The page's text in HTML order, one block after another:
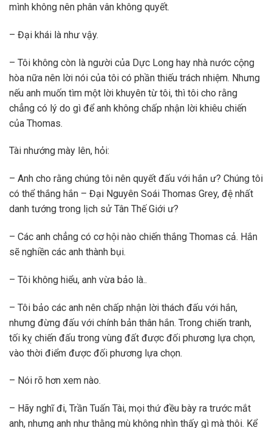
mình không nên phân vân không quyết.
– Đại khái là như vậy.
– Tôi không còn là người của Dực Long hay nhà nước cộng
hòa nữa nên lời nói của tôi có phần thiếu trách nhiệm. Nhưng
nếu anh muốn tìm một lời khuyên từ tôi, thì tôi cho rằng
chẳng có lý do gì để anh không chấp nhận lời khiêu chiến
của Thomas.
Tài nhướng mày lên, hỏi:
– Anh cho rằng chúng tôi nên quyết đấu với hắn ư? Chúng tôi
có thể thắng hắn – Đại Nguyên Soái Thomas Grey, đệ nhất
danh tướng trong lịch sử Tân Thế Giới ư?
– Các anh chẳng có cơ hội nào chiến thắng Thomas cả. Hắn
sẽ nghiền các anh thành bụi.
– Tôi không hiểu, anh vừa bảo là..
– Tôi bảo các anh nên chấp nhận lời thách đấu với hắn,
nhưng đừng đấu với chính bản thân hắn. Trong chiến tranh,
tối kỵ chiến đấu trong vùng đất được đối phương lựa chọn,
vào thời điểm được đối phương lựa chọn.
– Nói rõ hơn xem nào.
– Hãy nghĩ đi, Trần Tuấn Tài, mọi thứ đều bày ra trước mắt
anh, nhưng anh như thằng mù không nhìn thấy gì mà thôi. Kể